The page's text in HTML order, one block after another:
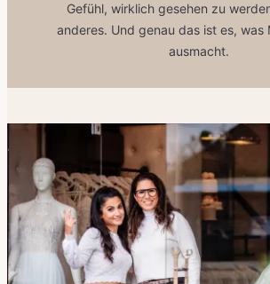
Gefühl, wirklich gesehen zu
anderes. Und genau das ist es, was
ausmacht.